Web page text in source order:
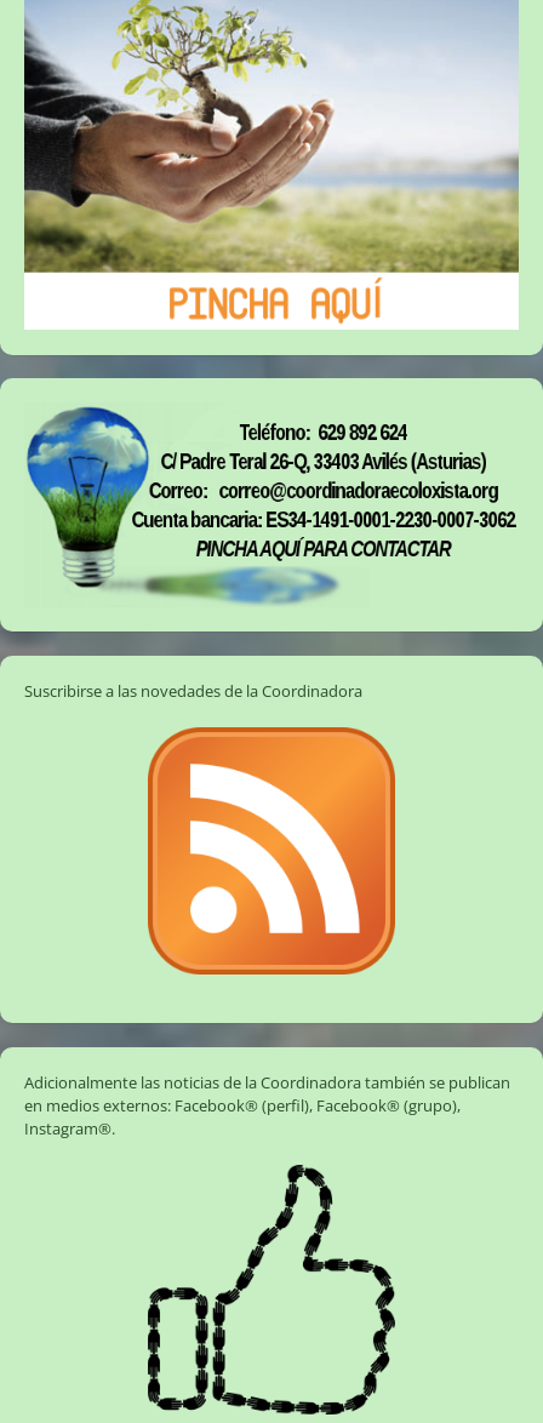
Suscribirse a las novedades de la Coordinadora
Adicionalmente las noticias de la Coordinadora también se publican
en medios externos: Facebook® (perfil), Facebook® (grupo),
Instagram®.